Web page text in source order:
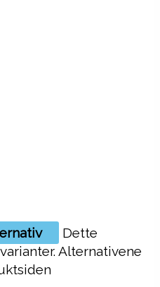
Dette
Alternativene